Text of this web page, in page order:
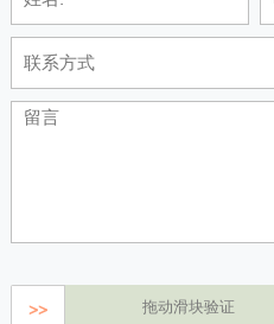
>> 拖动滑块验证